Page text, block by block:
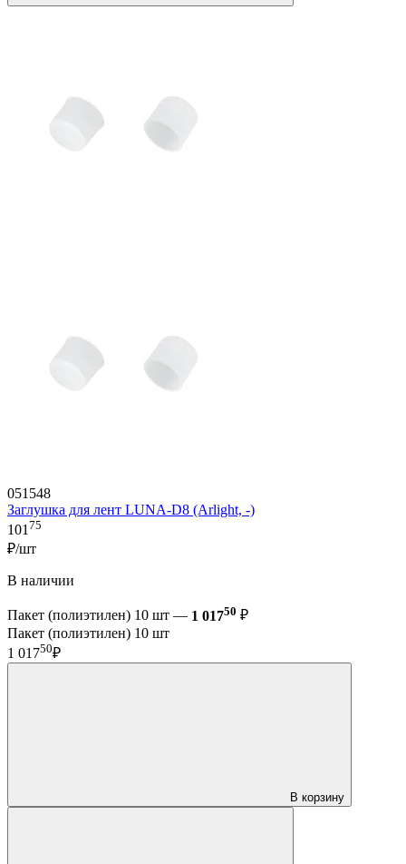
051548
Заглушка для лент LUNA-D8 (Arlight, -)
101 75
₽/шт
В наличии
Пакет (полиэтилен) 10 шт — 1 01750 ₽
Пакет (полиэтилен) 10 шт
1 01750₽
В корзину